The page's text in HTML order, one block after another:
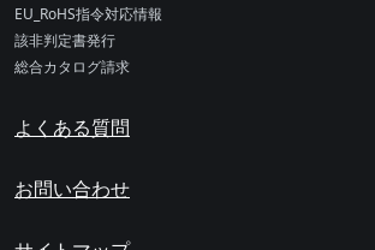
EU_RoHS指令対応情報
該非判定書発行
総合カタログ請求
よくある質問
お問い合わせ